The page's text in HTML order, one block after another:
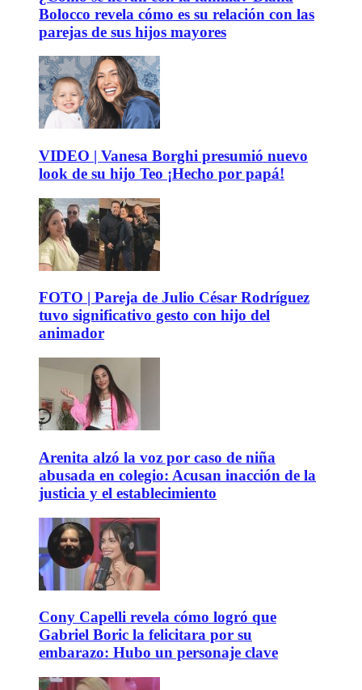
Bolocco revela cómo es su relación con las
parejas de sus hijos mayores
VIDEO | Vanesa Borghi presumió nuevo
look de su hijo Teo ¡Hecho por papá!
FOTO | Pareja de Julio César Rodríguez
tuvo significativo gesto con hijo del
animador
Arenita alzó la voz por caso de niña
abusada en colegio: Acusan inacción de la
justicia y el establecimiento
Cony Capelli revela cómo logró que
Gabriel Boric la felicitara por su
embarazo: Hubo un personaje clave